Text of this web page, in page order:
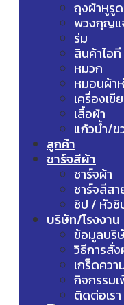
ถุงผ้าหูรูด
พวงกุญแ
ร่ม
สินค้าไอ
หมวก
หมอนผ้า
เครื่องเขี
เสื้อผ้า
แก้วน้ำ/ข
ลูกค้า
ชาร์จสีผ้า
ชาร์จผ้า
ชาร์จสีสา
ซิป / หัวซิ
บริษัท/โรงงาน
ข้อมูลบริ
วิธีการสั่ง
เกร็ดควา
กิจกรรม
ติดต่อเรา